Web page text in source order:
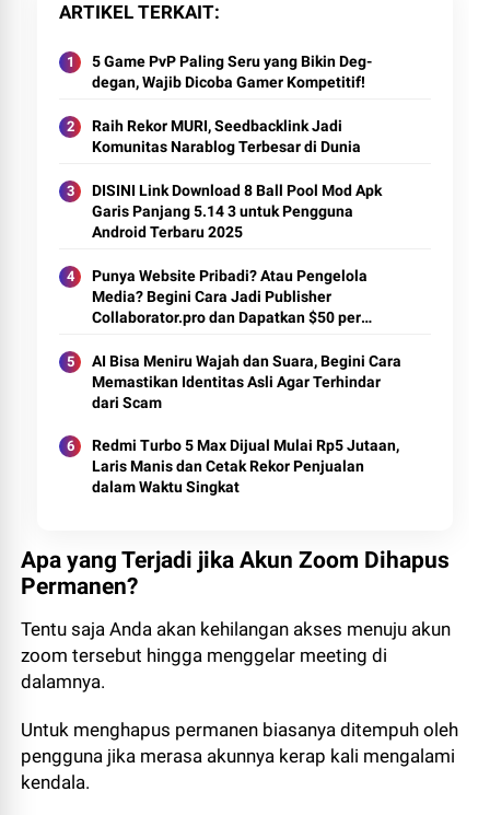
ARTIKEL TERKAIT
5 Game PvP Paling Seru yang Bikin Deg-
degan, Wajib Dicoba Gamer Kompetitif!
Raih Rekor MURI, Seedbacklink Jadi
Komunitas Narablog Terbesar di Dunia
DISINI Link Download 8 Ball Pool Mod Apk
Garis Panjang 5.14 3 untuk Pengguna
Android Terbaru 2025
Punya Website Pribadi? Atau Pengelola
Media? Begini Cara Jadi Publisher
Collaborator.pro dan Dapatkan $50 per
AI Bisa Meniru Wajah dan Suara, Begini Cara
Memastikan Identitas Asli Agar Terhindar
dari Scam
Redmi Turbo 5 Max Dijual Mulai Rp5 Jutaan,
Laris Manis dan Cetak Rekor Penjualan
dalam Waktu Singkat
Apa yang Terjadi jika Akun Zoom Dihapus
Permanen?
Tentu saja Anda akan kehilangan akses menuju akun
zoom tersebut hingga menggelar meeting di
dalamnya.
Untuk menghapus permanen biasanya ditempuh oleh
pengguna jika merasa akunnya kerap kali mengalami
kendala.